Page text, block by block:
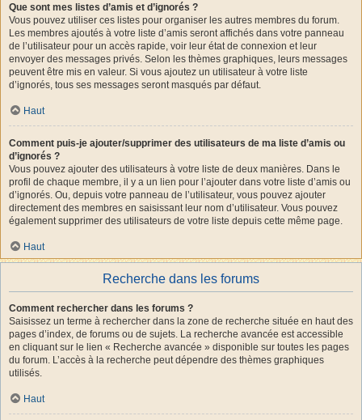
Que sont mes listes d’amis et d’ignorés ?
Vous pouvez utiliser ces listes pour organiser les autres membres du forum.
Les membres ajoutés à votre liste d’amis seront affichés dans votre panneau
de l’utilisateur pour un accès rapide, voir leur état de connexion et leur
envoyer des messages privés. Selon les thèmes graphiques, leurs messages
peuvent être mis en valeur. Si vous ajoutez un utilisateur à votre liste
d’ignorés, tous ses messages seront masqués par défaut.
Haut
Comment puis-je ajouter/supprimer des utilisateurs de ma liste d’amis ou
d’ignorés ?
Vous pouvez ajouter des utilisateurs à votre liste de deux manières. Dans le
profil de chaque membre, il y a un lien pour l’ajouter dans votre liste d’amis ou
d’ignorés. Ou, depuis votre panneau de l’utilisateur, vous pouvez ajouter
directement des membres en saisissant leur nom d’utilisateur. Vous pouvez
également supprimer des utilisateurs de votre liste depuis cette même page.
Haut
Recherche dans les forums
Comment rechercher dans les forums ?
Saisissez un terme à rechercher dans la zone de recherche située en haut des
pages d’index, de forums ou de sujets. La recherche avancée est accessible
en cliquant sur le lien « Recherche avancée » disponible sur toutes les pages
du forum. L’accès à la recherche peut dépendre des thèmes graphiques
utilisés.
Haut